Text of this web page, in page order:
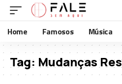
Home Famosos Música
Tag: Mudanças